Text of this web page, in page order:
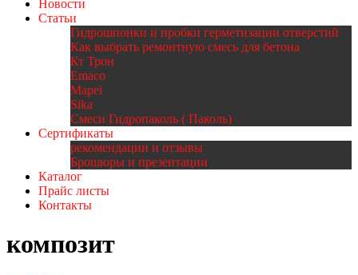
Новости
Статьи
Гидрошпонки и пробки герметизации отверстий
Как выбрать ремонтную смесь для бетона
Кт Трон
Emaco
Mapei
Sika
Смеси Гидропаколь ( Паколь)
Сертификаты
рекомендации и отзывы
Брошюры и презентации
Каталог
Прайс листы
Контакты
композит